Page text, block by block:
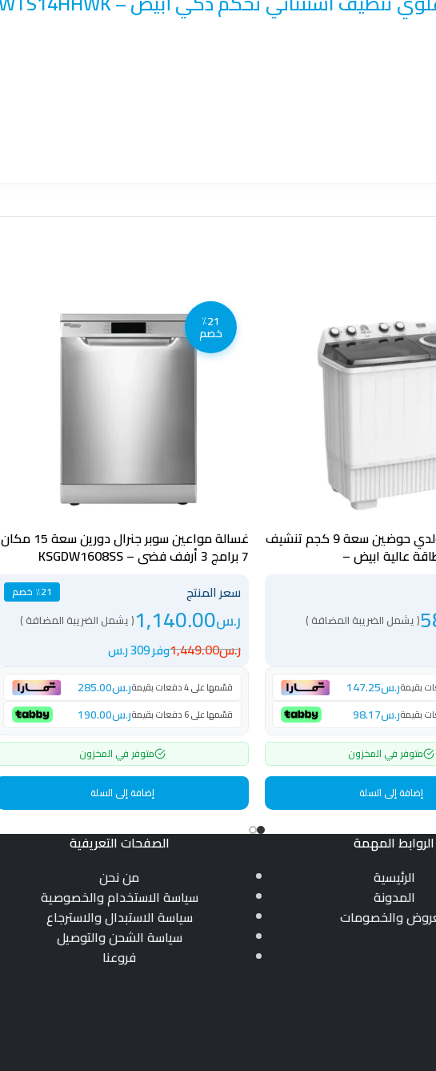
غسالة جنرال جولدي حوضين سعة 9 كجم تنشيف
عالية ابيض –
( يشمل الضريبة المضافة )
ر.س147.25
ر.س98.17
متوفر في المخزون
إضافة إلى السلة
٪21
خصم
غسالة مواعين سوبر جنرال دورين سعة 15 مكان
7 برامج 3 أرفف فضي – KSGDW1608SS
سعر المنتج ٪21 خصم
ر.س1,140.00( يشمل الضريبة المضافة )
ر.س1,449.00وفر 309 ر.س
قسّمها على 4 دفعات بقيمة ر.س285.00
قسّمها على 6 دفعات بقيمة ر.س190.00
متوفر في المخزون
إضافة إلى السلة
الروابط المهمة
الرئيسية
المدونة
والخصومات
الصفحات التعريفية
من نحن
سياسة الاستخدام والخصوصية
سياسة الاستبدال والاسترجاع
سياسة الشحن والتوصيل
فروعنا